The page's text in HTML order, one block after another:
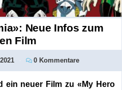
Neue Infos zum
Film
0 Kommentare
ein neuer Film zu «My Hero